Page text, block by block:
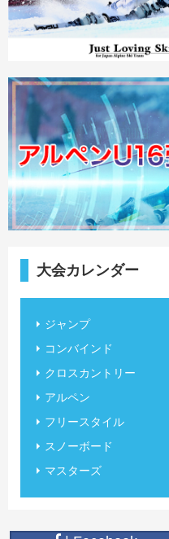
大会カレンダー
ジャンプ
コンバインド
クロスカントリー
アルペン
フリースタイル
スノーボード
マスターズ